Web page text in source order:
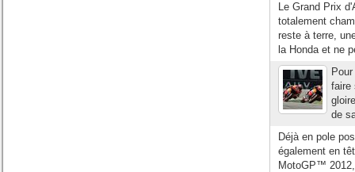
Le Grand Prix
totalement
reste à terre,
la Honda et ne
faire
de
Déjà en pole
également en
MotoGP™